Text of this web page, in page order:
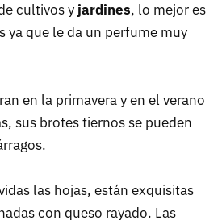
cultivos y jardines, lo mejor es
ya que le da un perfume muy
en la primavera y en el verano
sus brotes tiernos se pueden
las hojas, están exquisitas
con queso rayado. Las